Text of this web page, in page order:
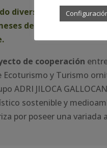
diversas rutas de
de febrero y
de cooperación
Ecoturismo y Turismo
ADRI JILOCA
sostenible y
por poseer una variada